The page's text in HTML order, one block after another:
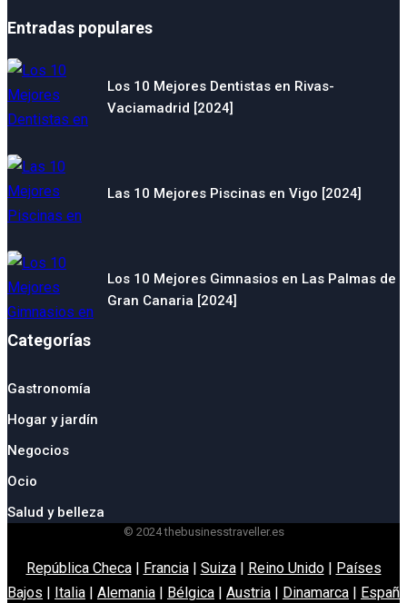
Entradas populares
Los 10 Mejores Dentistas en Rivas-
Vaciamadrid [2024]
Las 10 Mejores Piscinas en Vigo [2024]
Los 10 Mejores Gimnasios en Las Palmas de
Gran Canaria [2024]
Categorías
Gastronomía
Hogar y jardín
Negocios
Ocio
Salud y belleza
© 2024 thebusinesstraveller.es
República Checa| Francia| Suiza| Reino Unido| Países
Bajos | Italia | Alemania | Bélgica | Austria | Dinamarca | España